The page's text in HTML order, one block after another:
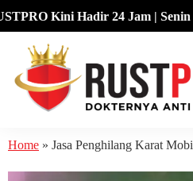
Kini Hadir 24 Jam | Senin -
Home » Jasa Penghilang Karat